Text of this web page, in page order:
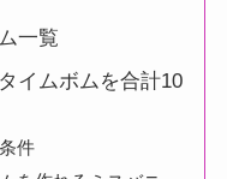
一覧
イムボムを合計10
件